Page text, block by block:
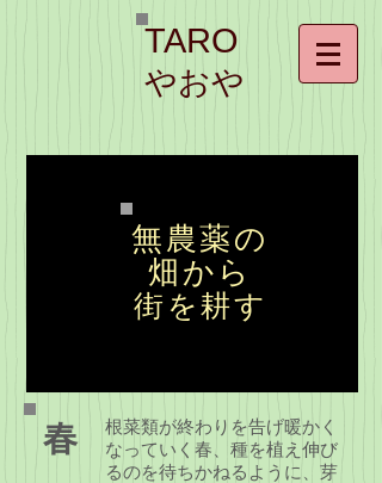
TARO
やおや
無農薬の
畑から
街を耕す
根菜類が終わりを告げ暖かく
なっていく春、 種を植え伸び
るのを待ちかねるように、芽
春